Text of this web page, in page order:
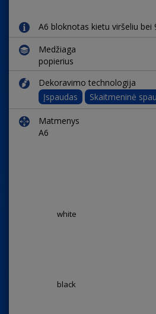
A6 bloknotas kietu viršeliu bei
Medžiaga
popierius
Dekoravimo technologija
Įspaudas
Skaitmeninė
Matmenys
A6
white
black